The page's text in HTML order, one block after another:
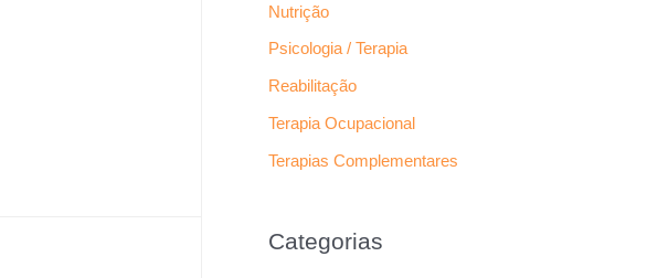
Nutrição
Psicologia / Terapia
Reabilitação
Terapia Ocupacional
Terapias Complementares
Categorias